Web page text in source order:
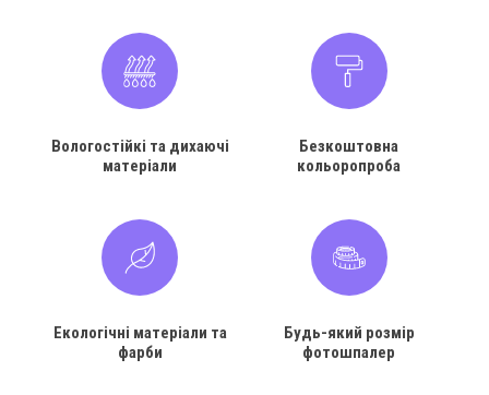
Вологостійкі та дихаючі
матеріали
Безкоштовна
кольоропроба
Екологічні матеріали та
фарби
Будь-який розмір
фотошпалер